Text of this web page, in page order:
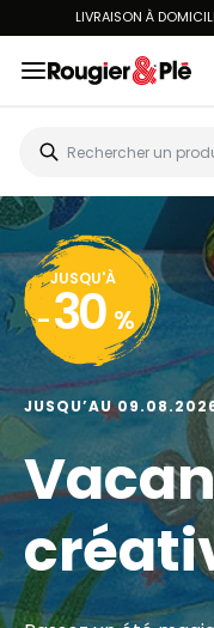
LIVRAISON À
JUSQU'À
- 30 %
JUSQU’AU